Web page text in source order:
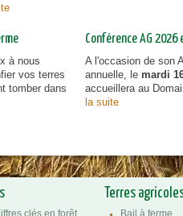
à nous
vos terres
tomber dans
Conférence AG
A l'occasion de son
annuelle, le mardi
accueillera au
la suite
clés en forêt
Terres
Bail à ferme